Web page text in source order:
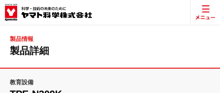
製品情報
製品詳細
教育設備